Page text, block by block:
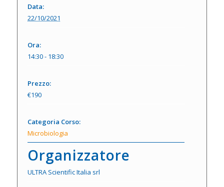
Data:
22/10/2021
Ora:
14:30 - 18:30
Prezzo:
€190
Categoria Corso:
Microbiologia
Organizzatore
ULTRA Scientific Italia srl